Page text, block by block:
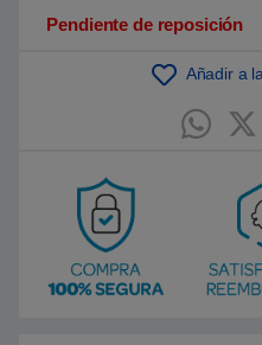
ó
n
Pendiente de reposición
Añadir a